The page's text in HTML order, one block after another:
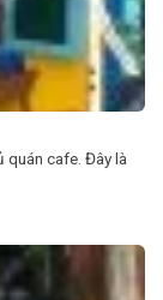
quán cafe. Đây là